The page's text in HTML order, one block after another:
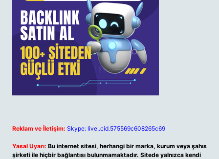
Reklam ve İletişim: Skype: live:.cid.575569c608265c69
Yasal Uyarı: Bu internet sitesi, herhangi bir marka, kurum veya şahıs
şirketi ile hiçbir bağlantısı bulunmamaktadır. Sitede yalnızca kendi